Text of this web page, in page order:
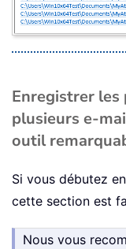
Enregistrer les
plusieurs e-
outil
Si vous débutez
cette section est
Nous vous